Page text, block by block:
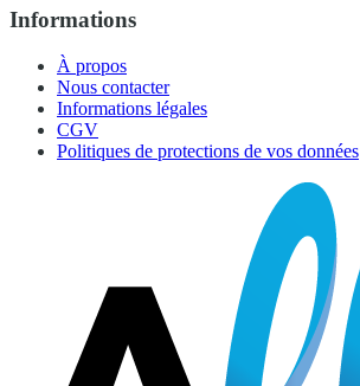
Informations
À propos
Nous contacter
Informations légales
CGV
Politiques de protections de vos données